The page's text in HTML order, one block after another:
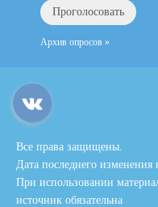
Архив опросов »
Все права защищены.
Дата последнего изменения
При использовании
источник обязательна